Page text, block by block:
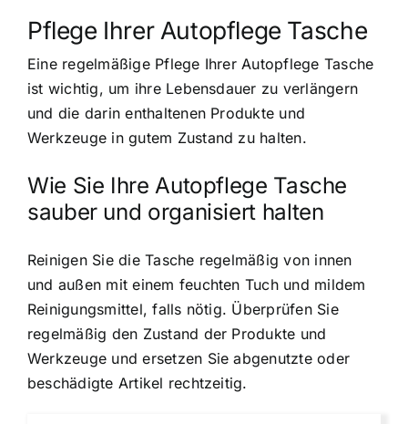
Pflege Ihrer Autopflege Tasche
Eine regelmäßige Pflege Ihrer Autopflege Tasche
ist wichtig, um ihre Lebensdauer zu verlängern
und die darin enthaltenen Produkte und
Werkzeuge in gutem Zustand zu halten.
Wie Sie Ihre Autopflege Tasche
sauber und organisiert halten
Reinigen Sie die Tasche regelmäßig von innen
und außen mit einem feuchten Tuch und mildem
Reinigungsmittel, falls nötig. Überprüfen Sie
regelmäßig den Zustand der Produkte und
Werkzeuge und ersetzen Sie abgenutzte oder
beschädigte Artikel rechtzeitig.